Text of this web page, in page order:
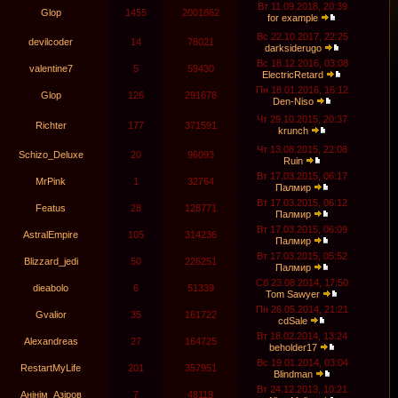
Glop 1455 2001862
Вт 11.09.2018, 20:39
for example
devilcoder 14 78021
Вс 22.10.2017, 22:25
darksiderugo
valentine7 5 59430
Вс 18.12.2016, 03:08
ElectricRetard
Glop 126 291678
Пн 18.01.2016, 16:12
Den-Niso
Richter 177 371591
Чт 29.10.2015, 20:37
krunch
Schizo_Deluxe 20 96093
Чт 13.08.2015, 22:08
Ruin
MrPink 1 32764
Вт 17.03.2015, 06:17
Палмир
Featus 28 128771
Вт 17.03.2015, 06:12
Палмир
AstralEmpire 105 314236
Вт 17.03.2015, 06:09
Палмир
Blizzard_jedi 50 226251
Вт 17.03.2015, 05:52
Палмир
dieabolo 6 51339
Сб 23.08.2014, 17:50
Tom Sawyer
Gvalior 35 161722
Пн 26.05.2014, 21:21
cdSale
Alexandreas 27 164725
Вт 18.02.2014, 13:24
beholder17
RestartMyLife 201 357951
Вс 19.01.2014, 03:04
Blindman
Анiнiм_Азiров 7 48119
Вт 24.12.2013, 10:21